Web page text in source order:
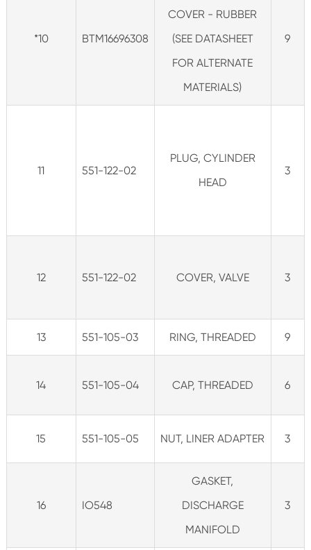
*10 BTM16696308
COVER - RUBBER
(SEE DATASHEET
FOR ALTERNATE
MATERIALS)
9
11 551-122-02
PLUG, CYLINDER
HEAD
3
12 551-122-02 COVER, VALVE 3
13 551-105-03 RING, THREADED 9
14 551-105-04 CAP, THREADED 6
15 551-105-05 NUT, LINER ADAPTER 3
16 IO548
GASKET,
DISCHARGE
MANIFOLD
3